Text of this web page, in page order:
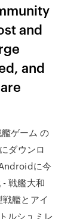
and
and
ゲーム の
ダウンロ
に今
戦艦大和
艦とアイ
ルシュミレ